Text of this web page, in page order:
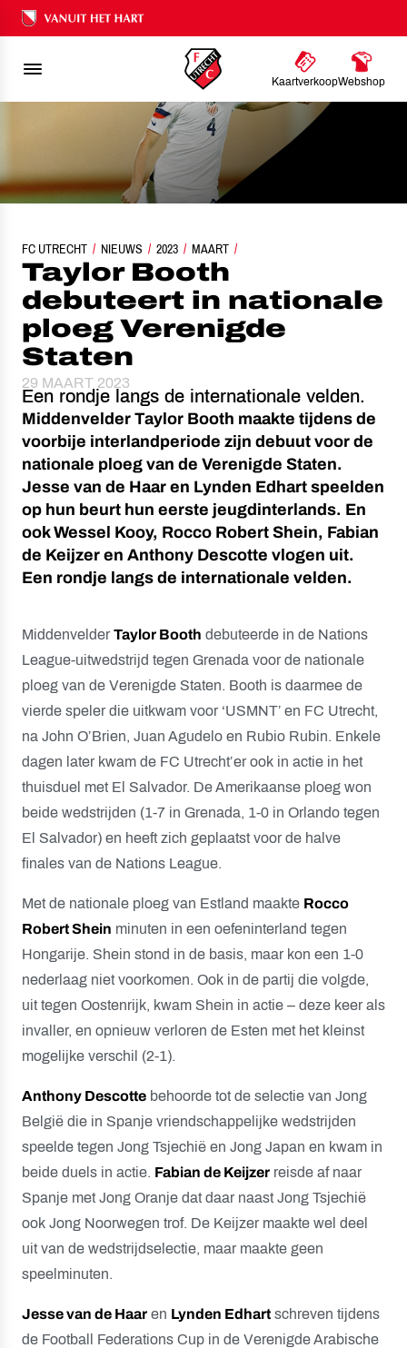
Ons nalatenschap
KaartverkoopWebshop
FC UTRECHT NIEUWS 2023 MAART
TAYLOR BOOTH DEBUTEERT IN NATIONALE PLOEG VERENIGDE
Taylor Booth
debuteert in nationale
ploeg Verenigde
Staten
29 MAART 2023
Een rondje langs de internationale velden.
Middenvelder Taylor Booth maakte tijdens de
voorbije interlandperiode zijn debuut voor de
nationale ploeg van de Verenigde Staten.
Jesse van de Haar en Lynden Edhart speelden
op hun beurt hun eerste jeugdinterlands. En
ook Wessel Kooy, Rocco Robert Shein, Fabian
de Keijzer en Anthony Descotte vlogen uit.
Een rondje langs de internationale velden.
MiddenvelderTaylor Booth debuteerde in de Nations
League-uitwedstrijd tegen Grenada voor de nationale
ploeg van de Verenigde Staten. Booth is daarmee de
vierde speler die uitkwam voor ‘USMNT’ en FC Utrecht,
na John O’Brien, Juan Agudelo en Rubio Rubin. Enkele
dagen later kwam de FC Utrecht’er ook in actie in het
thuisduel met El Salvador. De Amerikaanse ploeg won
beide wedstrijden (1-7 in Grenada, 1-0 in Orlando tegen
El Salvador) en heeft zich geplaatst voor de halve
finales van de Nations League.
Met de nationale ploeg van Estland maakte Rocco
Robert Shein minuten in een oefeninterland tegen
Hongarije. Shein stond in de basis, maar kon een 1-0
nederlaag niet voorkomen. Ook in de partij die volgde,
uit tegen Oostenrijk, kwam Shein in actie – deze keer als
invaller, en opnieuw verloren de Esten met het kleinst
mogelijke verschil (2-1).
Anthony Descotte behoorde tot de selectie van Jong
België die in Spanje vriendschappelijke wedstrijden
speelde tegen Jong Tsjechië en Jong Japan en kwam in
beide duels in actie. Fabian de Keijzer reisde af naar
Spanje met Jong Oranje dat daar naast Jong Tsjechië
ook Jong Noorwegen trof. De Keijzer maakte wel deel
uit van de wedstrijdselectie, maar maakte geen
speelminuten.
Jesse van de Haar en Lynden Edhart schreven tijdens
de Football Federations Cup in de Verenigde Arabische